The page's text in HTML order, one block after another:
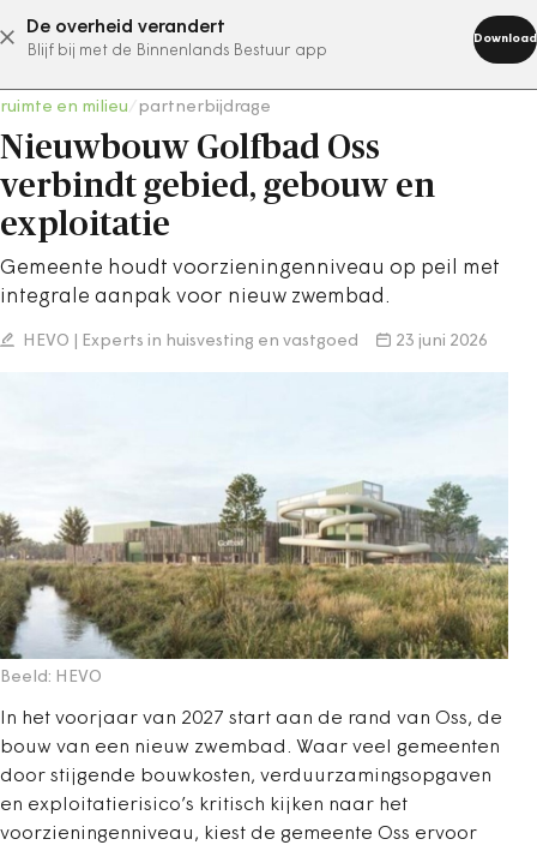
De overheid verandert
Blijf bij met de Binnenlands Bestuur app
Download
abonneer nu
ruimte en milieu partnerbijdrage
Nieuwbouw Golfbad Oss
verbindt gebied, gebouw en
exploitatie
Gemeente houdt voorzieningenniveau op peil met
integrale aanpak voor nieuw zwembad.
HEVO | Experts in huisvesting en vastgoed 23 juni 2026
Beeld: HEVO
In het voorjaar van 2027 start aan de rand van Oss, de
bouw van een nieuw zwembad. Waar veel gemeenten
door stijgende bouwkosten, verduurzamingsopgaven
en exploitatierisico’s kritisch kijken naar het
voorzieningenniveau, kiest de gemeente Oss ervoor